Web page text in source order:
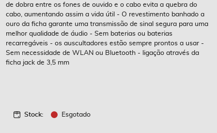
de dobra entre os fones de ouvido e o cabo evita a quebra do
cabo, aumentando assim a vida útil - O revestimento banhado a
ouro da ficha garante uma transmissão de sinal segura para uma
melhor qualidade de áudio - Sem baterias ou baterias
recarregáveis - os auscultadores estão sempre prontos a usar -
Sem necessidade de WLAN ou Bluetooth - ligação através da
ficha jack de 3,5 mm
Stock: Esgotado